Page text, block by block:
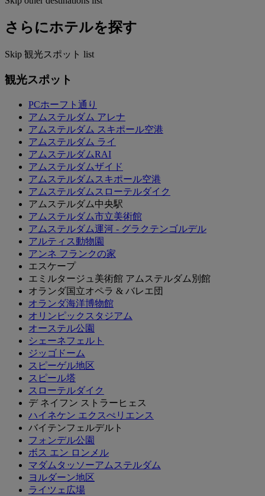
さらにホテルを探す
Skip 観光スポット list
観光スポット
PCホーフト通り
アムステルダム アレナ
アムステルダム スキポール空港
アムステルダム ライ
アムステルダムRAI
アムステルダムザイド
アムステルダムスキポール空港
アムステルダムスローテルダイク
アムステルダム中央駅
アムステルダム市立美術館
アムステルダム運河 - グラクテンゴルデル
アルティス動物園
アンネ フランクの家
エスケープ
エミルタージュ美術館 アムステルダム別館
オランダ国立オペラ & バレエ団
オランダ海洋博物館
オリンピックスタジアム
オーステル公園
シェーネフェルト
ジッゴドーム
スピーゲル地区
スピール塔
スローテルダイク
デ ネイフン ストラーヒェス
ハイネケン エクスぺリエンス
バイテンフェルデルト
フォンデル公園
ボス エン ロンメル
マダムタッソーアムステルダム
ヨルダーン地区
ライツェ広場